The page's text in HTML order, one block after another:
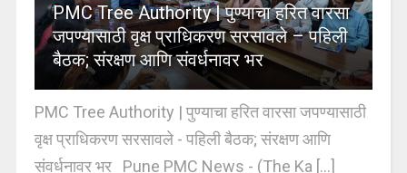
PMC Tree Authority | पुण्याचा हरित वारसा
जपण्यासाठी वृक्ष प्राधिकरण सरसावले – पहिली
बैठक; संरक्षण आणि संवर्धनावर भर
PMC Tree Authority | पुण्याचा हरित वारसा जपण्यासाठी
वृक्ष प्राधिकरण सरसावले - पहिली बैठक; संरक्षण आणि
संवर्धनावर भर Pune PMC News - (The Ka [...]